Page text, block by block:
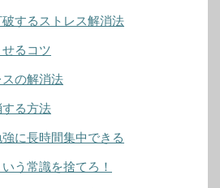
するストレス解消法
るコツ
の解消法
る方法
に長時間集中できる
う常識を捨てろ！